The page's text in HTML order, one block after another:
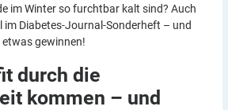
im Winter so furchtbar kalt sind? Auch
im Diabetes-Journal-Sonderheft – und
gewinnen!
durch die
kommen – und